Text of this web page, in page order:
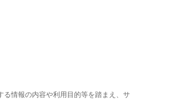
情報の内容や利用目的等を踏まえ、サ